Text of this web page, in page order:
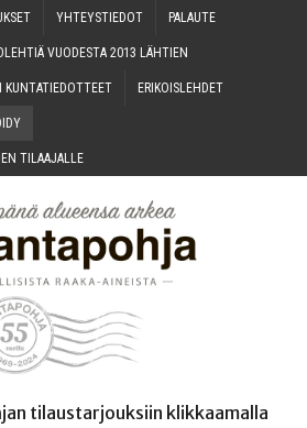
YHTEYS­TIE­DOT PALAU­TE
VUO­DES­TA 2013 LÄHTIEN
KUN­TA­TIE­DOT­TEET ERI­KOIS­LEH­DET
TILAAJALLE
tilaustarjouksiin klikkaamalla